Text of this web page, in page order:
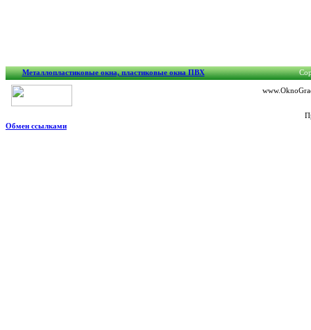
Металлопластиковые окна, пластиковые окна ПВХ
Обмен ссылками